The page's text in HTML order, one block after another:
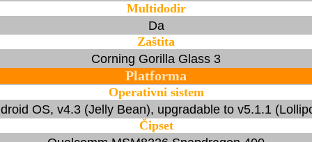
Multidodir
Da
Zaštita
Corning Gorilla Glass 3
Platforma
Operativni sistem
OS, v4.3 (Jelly Bean), upgradable to v5.1.1
Čipset